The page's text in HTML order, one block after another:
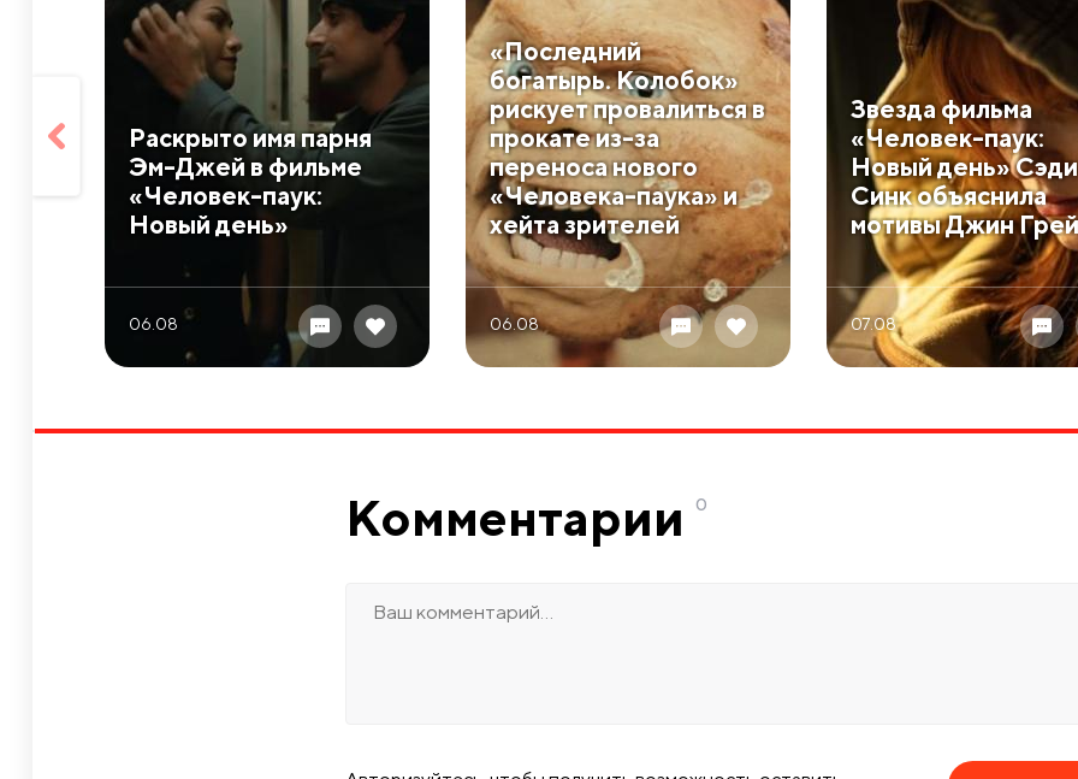
Раскрыто имя парня
Эм-Джей в фильме
«Человек-паук:
Новый день»
06.08
«Последний
богатырь. Колобок»
рискует провалиться в
прокате из-за
переноса нового
«Человека-паука» и
хейта зрителей
06.08
Звезда фильма
«Человек-паук:
Новый день» Сэди
Синк объяснила
мотивы Джин Грей
07.08
Комментарии 0